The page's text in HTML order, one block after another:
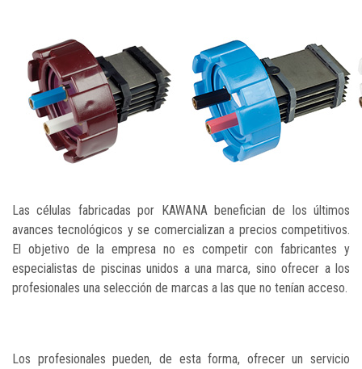
Las células fabricadas por KAWANA benefician de los últimos
avances tecnológicos y se comercializan a precios competitivos.
El objetivo de la empresa no es competir con fabricantes y
especialistas de piscinas unidos a una marca, sino ofrecer a los
profesionales una selección de marcas a las que no tenían acceso.
Los profesionales pueden, de esta forma, ofrecer un servicio